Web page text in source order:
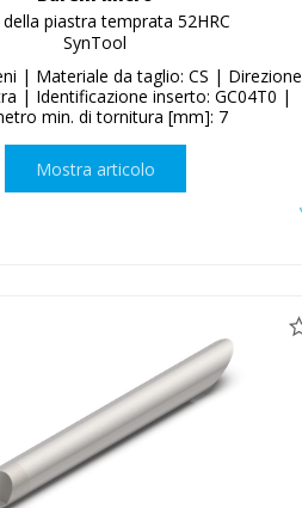
della piastra temprata 52HRC
SynTool
| Materiale da taglio: CS | Direzione
| Identificazione inserto: GC04T0 |
min. di tornitura [mm]: 7
Mostra articolo